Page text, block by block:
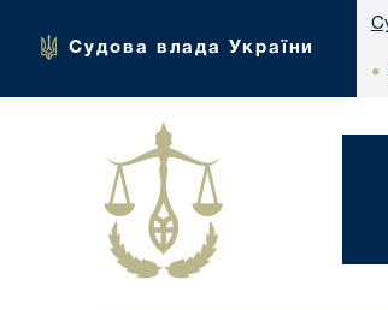
Судова влада України
•